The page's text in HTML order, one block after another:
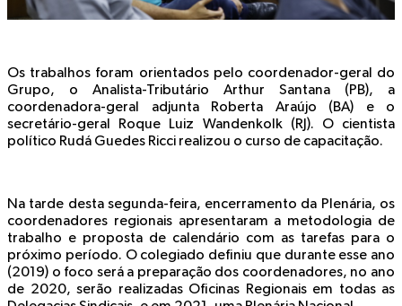
Os trabalhos foram orientados pelo coordenador-geral do
Grupo, o Analista-Tributário Arthur Santana (PB), a
coordenadora-geral adjunta Roberta Araújo (BA) e o
secretário-geral Roque Luiz Wandenkolk (RJ). O cientista
político Rudá Guedes Ricci realizou o curso de capacitação.
Na tarde desta segunda-feira, encerramento da Plenária, os
coordenadores regionais apresentaram a metodologia de
trabalho e proposta de calendário com as tarefas para o
próximo período. O colegiado definiu que durante esse ano
(2019) o foco será a preparação dos coordenadores, no ano
de 2020, serão realizadas Oficinas Regionais em todas as